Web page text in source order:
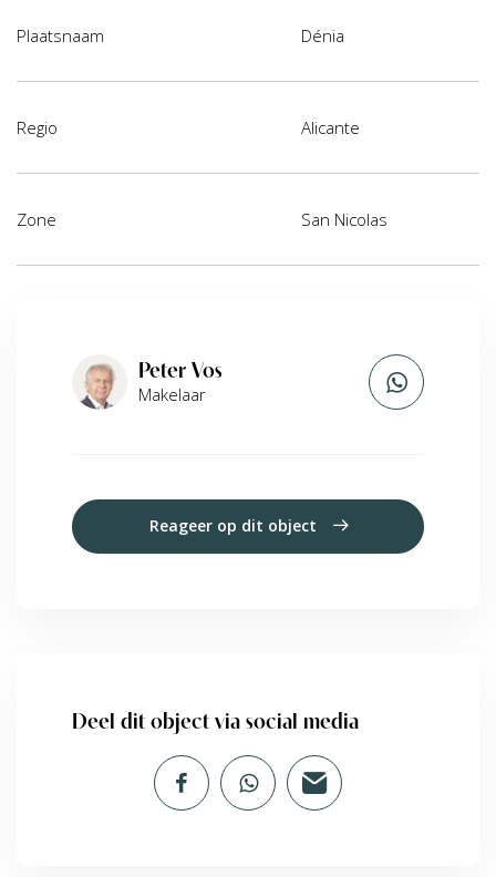
Plaatsnaam Dénia
Regio Alicante
Zone San Nicolas
Peter Vos
Makelaar
Reageer op dit object
Deel dit object via social media